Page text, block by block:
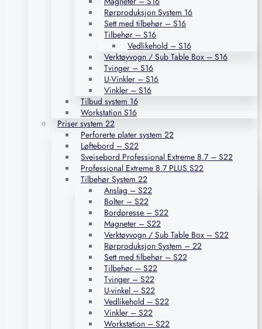
Rørproduksjon System 16
Sett med tilbehør – S16
Tilbehør – S16
Vedlikehold – S16
Verktøyvogn / Sub Table Box – S16
Tvinger – S16
U-Vinkler – S16
Vinkler – S16
Tilbud system 16
Workstation S16
Priser system 22
Perforerte plater system 22
Løftebord – S22
Sveisebord Professional Extreme 8.7 – S22
Professional Extreme 8.7 PLUS S22
Tilbehør System 22
Anslag – S22
Bolter – S22
Bordpresse – S22
Magneter – S22
Verktøyvogn / Sub Table Box – S22
Rørproduksjon System – 22
Sett med tilbehør – S22
Tilbehør – S22
Tvinger – S22
U-vinkel – S22
Vedlikehold – S22
Vinkler – S22
Workstation – S22